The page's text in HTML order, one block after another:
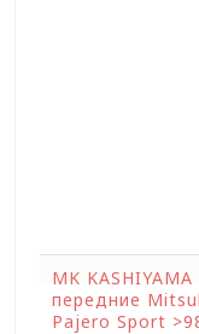
MK
передние
Pajero Sport